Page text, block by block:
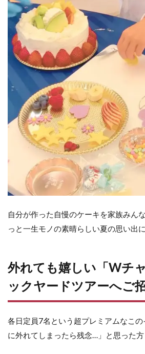
自分が作った自慢のケーキを家族みん
っと一生モノの素晴らしい夏の思い出
外れても嬉しい「Wチ
ックヤードツアーへご
各日定員7名という超プレミアムなこ
に外れてしまったら残念…」と思った方